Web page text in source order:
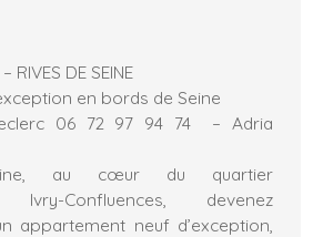
RIVES DE SEINE
en bords de Seine
06 72 97 94 74 – Adria
au cœur du quartier
Ivry-Confluences, devenez
appartement neuf d’exception,